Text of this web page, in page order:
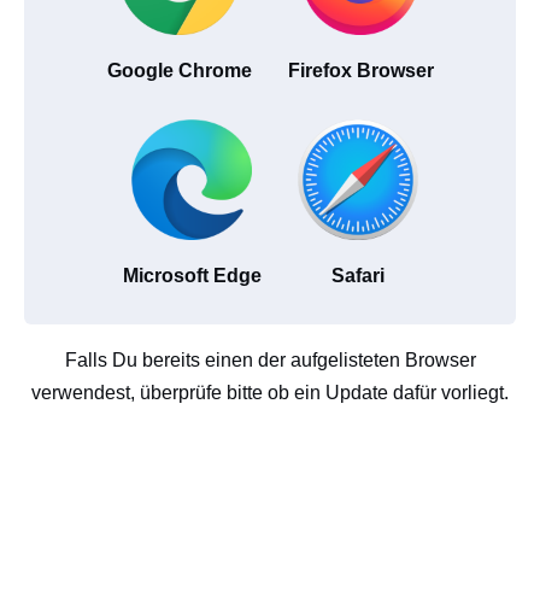
Google Chrome Firefox Browser
Microsoft Edge Safari
Falls Du bereits einen der aufgelisteten Browser
verwendest, überprüfe bitte ob ein Update dafür vorliegt.